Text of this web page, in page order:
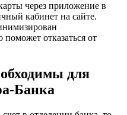
через приложение в
кабинет на сайте.
поможет отказаться от
для
Банка